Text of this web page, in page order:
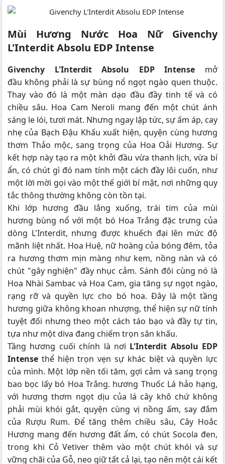
Mùi Hương Nước Hoa Nữ Givenchy
L'Interdit Absolu EDP Intense
Givenchy L'Interdit Absolu EDP Intense mở
đầu không phải là sự bùng nổ ngọt ngào quen thuộc.
Thay vào đó là một màn dạo đầu đầy tinh tế và có
chiều sâu. Hoa Cam Neroli mang đến một chút ánh
sáng le lói, tươi mát. Nhưng ngay lập tức, sự ấm áp, cay
nhẹ của Bạch Đậu Khấu xuất hiện, quyện cùng hương
thơm Thảo mộc, sang trọng của Hoa Oải Hương. Sự
kết hợp này tạo ra một khởi đầu vừa thanh lịch, vừa bí
ẩn, có chút gì đó nam tính một cách đầy lôi cuốn, như
một lời mời gọi vào một thế giới bí mật, nơi những quy
tắc thông thường không còn tồn tại.
Khi lớp hương đầu lắng xuống, trái tim của mùi
hương bùng nổ với một bó Hoa Trắng đặc trưng của
dòng L'Interdit, nhưng được khuếch đại lên mức độ
mãnh liệt nhất. Hoa Huệ, nữ hoàng của bóng đêm, tỏa
ra hương thơm mịn màng như kem, nồng nàn và có
chút "gây nghiện" đầy nhục cảm. Sánh đôi cùng nó là
Hoa Nhài Sambac và Hoa Cam, gia tăng sự ngọt ngào,
rạng rỡ và quyền lực cho bó hoa. Đây là một tầng
hương giữa không khoan nhượng, thể hiện sự nữ tính
tuyệt đối nhưng theo một cách táo bạo và đầy tự tin,
tựa như một diva đang chiếm trọn sân khấu.
Tầng hương cuối chính là nơi L'Interdit Absolu EDP
Intense thể hiện trọn vẹn sự khác biệt và quyền lực
của mình. Một lớp nền tối tăm, gợi cảm và sang trọng
bao bọc lấy bó Hoa Trắng. hương Thuốc Lá hảo hạng,
với hương thơm ngọt dịu của lá cây khô chứ không
phải mùi khói gắt, quyện cùng vị nồng ấm, say đắm
của Rượu Rum. Để tăng thêm chiều sâu, Cây Hoắc
Hương mang đến hương đất ẩm, có chút Socola đen,
trong khi Cỏ Vetiver thêm vào một chút khói và sự
vững chãi của Gỗ, neo giữ tất cả lại, tạo nên một cái kết